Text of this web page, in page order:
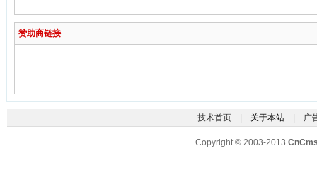
赞助商链接
技术首页| 关于本站 | 广
Copyright © 2003-2013